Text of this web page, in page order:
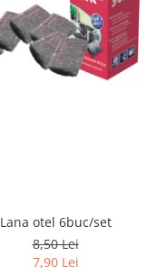
Lana otel 6buc/set
8,50 Lei
7,90 Lei